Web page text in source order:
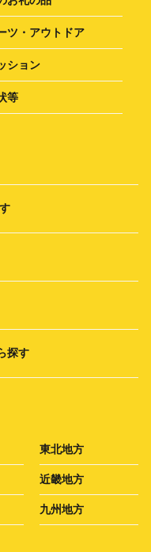
ツ・アウトドア
ション
等
探す
東北地方
近畿地方
九州地方